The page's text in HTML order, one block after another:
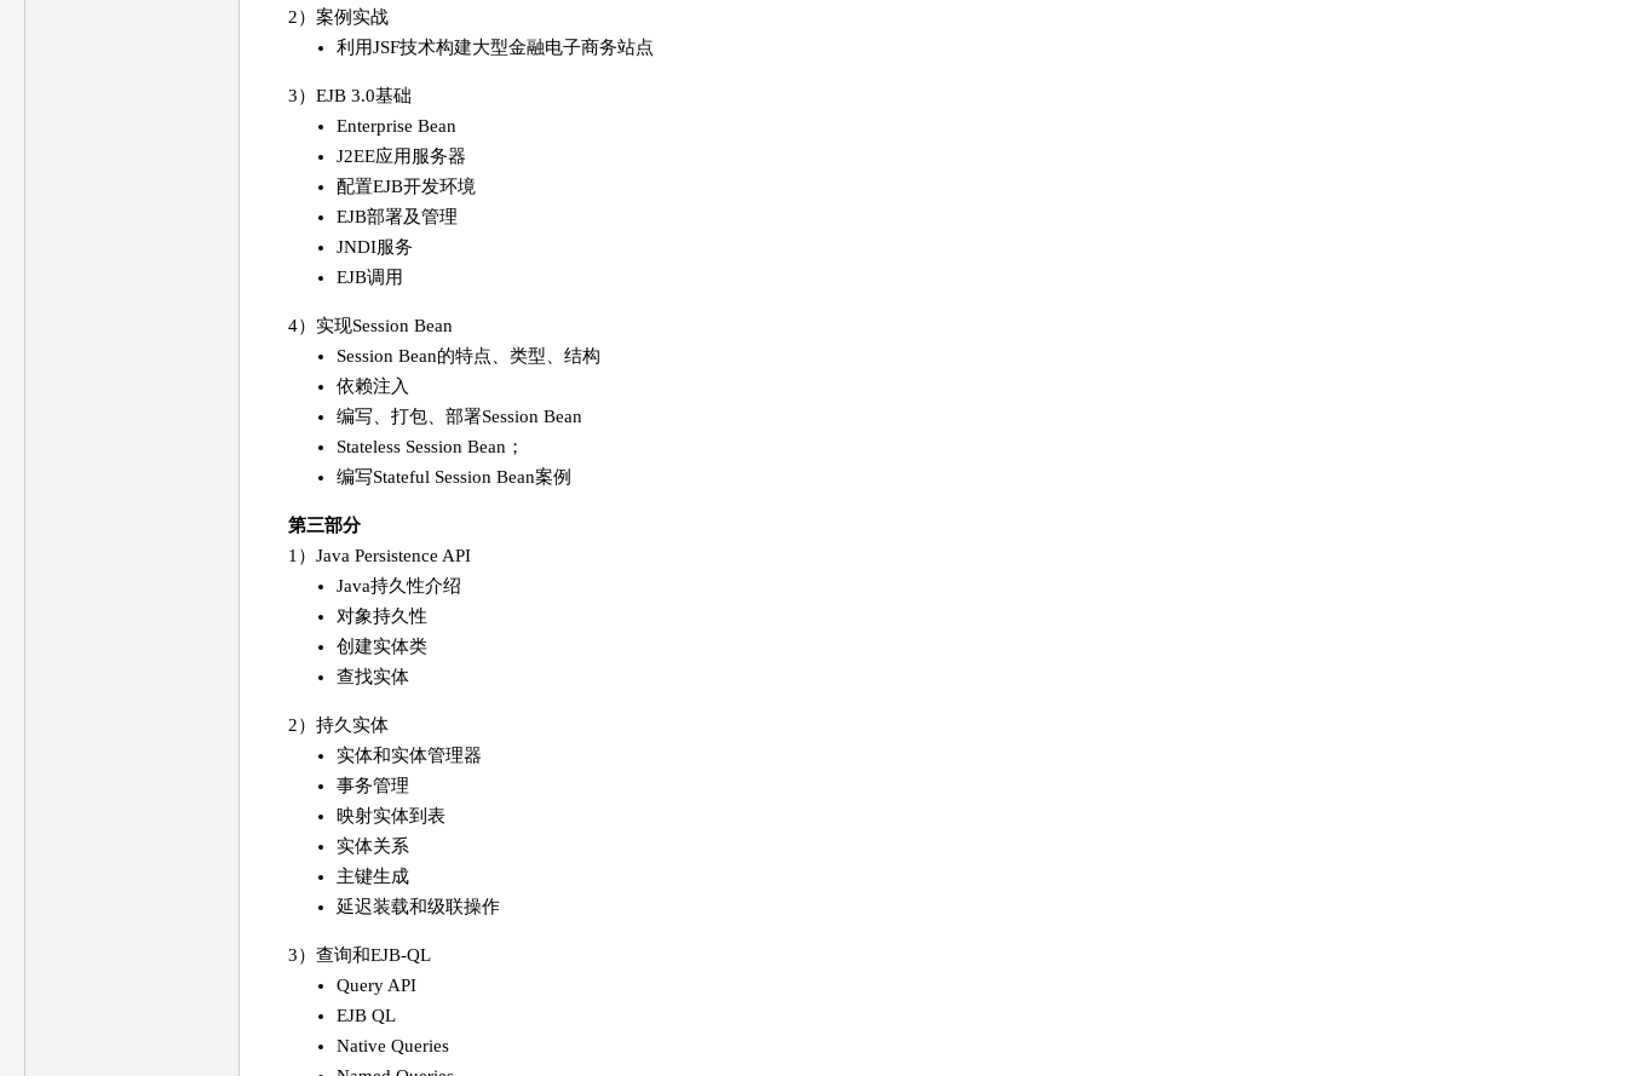
2）案例实战
利用JSF技术构建大型金融电子商务站点
3）EJB 3.0基础
Enterprise Bean
J2EE应用服务器
配置EJB开发环境
EJB部署及管理
JNDI服务
EJB调用
4）实现Session Bean
Session Bean的特点、类型、结构
依赖注入
编写、打包、部署Session Bean
Stateless Session Bean；
编写Stateful Session Bean案例
第三部分
1）Java Persistence API
Java持久性介绍
对象持久性
创建实体类
查找实体
2）持久实体
实体和实体管理器
事务管理
映射实体到表
实体关系
主键生成
延迟装载和级联操作
3）查询和EJB-QL
Query API
EJB QL
Native Queries